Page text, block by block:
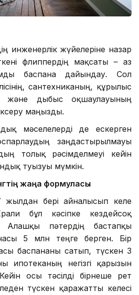
инженерлік жүйелеріне назар
флиппердің мақсаты – аз
баспана дайындау. Сол
сантехниканың, құрылыс
және дыбыс оқшаулауының
маңызды.
мәселелерді де ескерген
заңдастырылмауы
толық рәсімделмеуі кейін
туғызуы мүмкін.
жаңа формуласы
жылдан бері айналысып келе
бұл кәсіпке кездейсоқ
Алғашқы пәтердің бастапқы
5 млн теңге берген. Бір
баспананы сатып, түскен 3
ипотеканың негізгі қарызын
осы тәсілді бірнеше рет
түскен қаражатты келесі